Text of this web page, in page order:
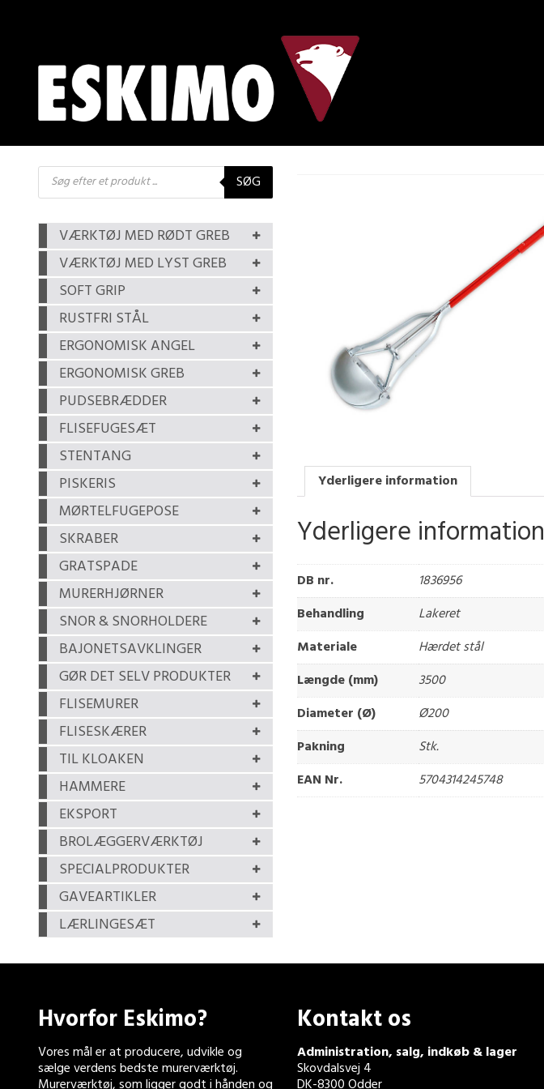
Yderligere information
Yderligere information
DB nr.
1836956
Behandling
Lakeret
Materiale
Hærdet stål
Længde (mm)
3500
Diameter (Ø)
Ø200
Pakning
Stk.
EAN Nr.
5704314245748
Products
search SØG
VÆRKTØJ MED RØDT GREB
VÆRKTØJ MED LYST GREB
SOFT GRIP
RUSTFRI STÅL
ERGONOMISK ANGEL
ERGONOMISK GREB
PUDSEBRÆDDER
FLISEFUGESÆT
STENTANG
PISKERIS
MØRTELFUGEPOSE
SKRABER
GRATSPADE
MURERHJØRNER
SNOR & SNORHOLDERE
BAJONETSAVKLINGER
GØR DET SELV PRODUKTER
FLISEMURER
FLISESKÆRER
TIL KLOAKEN
HAMMERE
EKSPORT
BROLÆGGERVÆRKTØJ
SPECIALPRODUKTER
GAVEARTIKLER
LÆRLINGESÆT
Hvorfor Eskimo?
Vores mål er at producere, udvikle og
sælge verdens bedste murerværktøj.
Murerværktøj, som ligger godt i hånden og
Kontakt os
Administration, salg, indkøb & lager
Skovdalsvej 4
DK-8300 Odder